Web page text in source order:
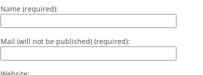
Name (required):
Mail (will not be published) (required):